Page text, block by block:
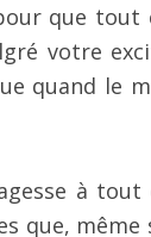
que tout
votre
quand le
à tout
que, même